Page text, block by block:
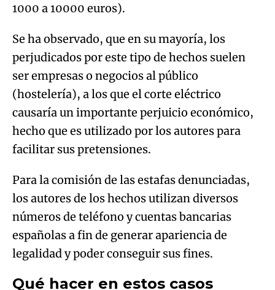
1000 a 10000 euros).
Se ha observado, que en su mayoría, los
perjudicados por este tipo de hechos suelen
ser empresas o negocios al público
(hostelería), a los que el corte eléctrico
causaría un importante perjuicio económico,
hecho que es utilizado por los autores para
facilitar sus pretensiones.
Para la comisión de las estafas denunciadas,
los autores de los hechos utilizan diversos
números de teléfono y cuentas bancarias
españolas a fin de generar apariencia de
legalidad y poder conseguir sus fines.
Qué hacer en estos casos